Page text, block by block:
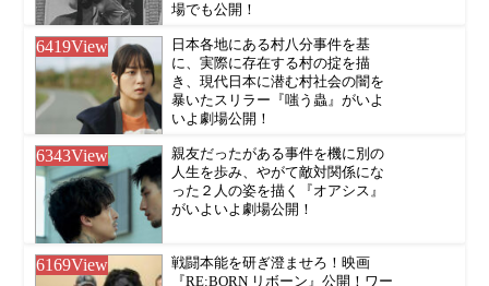
場でも公開！
6419View
日本各地にある村八分事件を基
に、実際に存在する村の掟を描
き、現代日本に潜む村社会の闇を
暴いたスリラー『嗤う蟲』がいよ
いよ劇場公開！
6343View
親友だったがある事件を機に別の
人生を歩み、やがて敵対関係にな
った２人の姿を描く『オアシス』
がいよいよ劇場公開！
6169View
戦闘本能を研ぎ澄ませろ！映画
『RE:BORN リボーン』公開！ワー